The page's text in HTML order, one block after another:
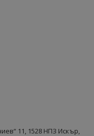
11, 1528 НПЗ Искър,